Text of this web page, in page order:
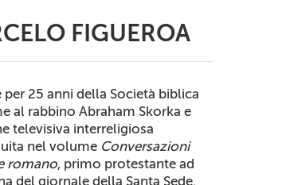
FIGUEROA
25 anni della Società biblica
al rabbino Abraham Skorka e
televisiva interreligiosa
nel volume Conversazioni
romano, primo protestante ad
del giornale della Santa Sede.